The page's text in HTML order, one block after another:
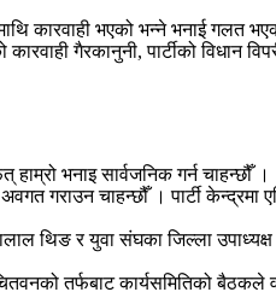
कारवाही भएको भन्ने भनाई गलत
गैरकानुनी, पार्टीको विधान
हाम्रो भनाइ सार्वजनिक गर्न चाहन्छौँ ।
गराउन चाहन्छौँ । पार्टी
थिङ र युवा संघका जिल्ला
तर्फबाट कार्यसमितिको बैठकले